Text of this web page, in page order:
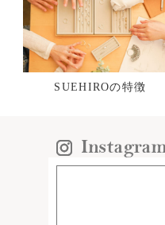
SUEHIROの特徴